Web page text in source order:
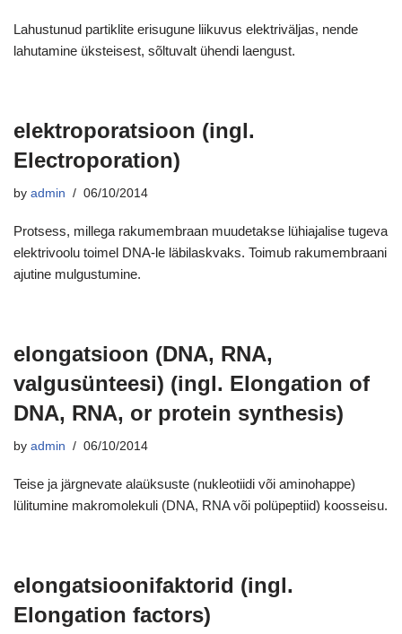
Lahustunud partiklite erisugune liikuvus elektriväljas, nende
lahutamine üksteisest, sõltuvalt ühendi laengust.
elektroporatsioon (ingl.
Electroporation)
by admin 06/10/2014
Protsess, millega rakumembraan muudetakse lühiajalise tugeva
elektrivoolu toimel DNA-le läbilaskvaks. Toimub rakumembraani
ajutine mulgustumine.
elongatsioon (DNA, RNA,
valgusünteesi) (ingl. Elongation of
DNA, RNA, or protein synthesis)
by admin 06/10/2014
Teise ja järgnevate alaüksuste (nukleotiidi või aminohappe)
lülitumine makromolekuli (DNA, RNA või polüpeptiid) koosseisu.
elongatsioonifaktorid (ingl.
Elongation factors)